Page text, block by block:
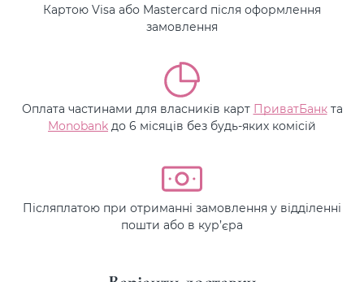
Картою Visa або Mastercard після оформлення
замовлення
Оплата частинами для власників карт ПриватБанкта
Monobank до 6 місяців без будь-яких комісій
Післяплатою при отриманні замовлення у відділенні
пошти або в кур’єра